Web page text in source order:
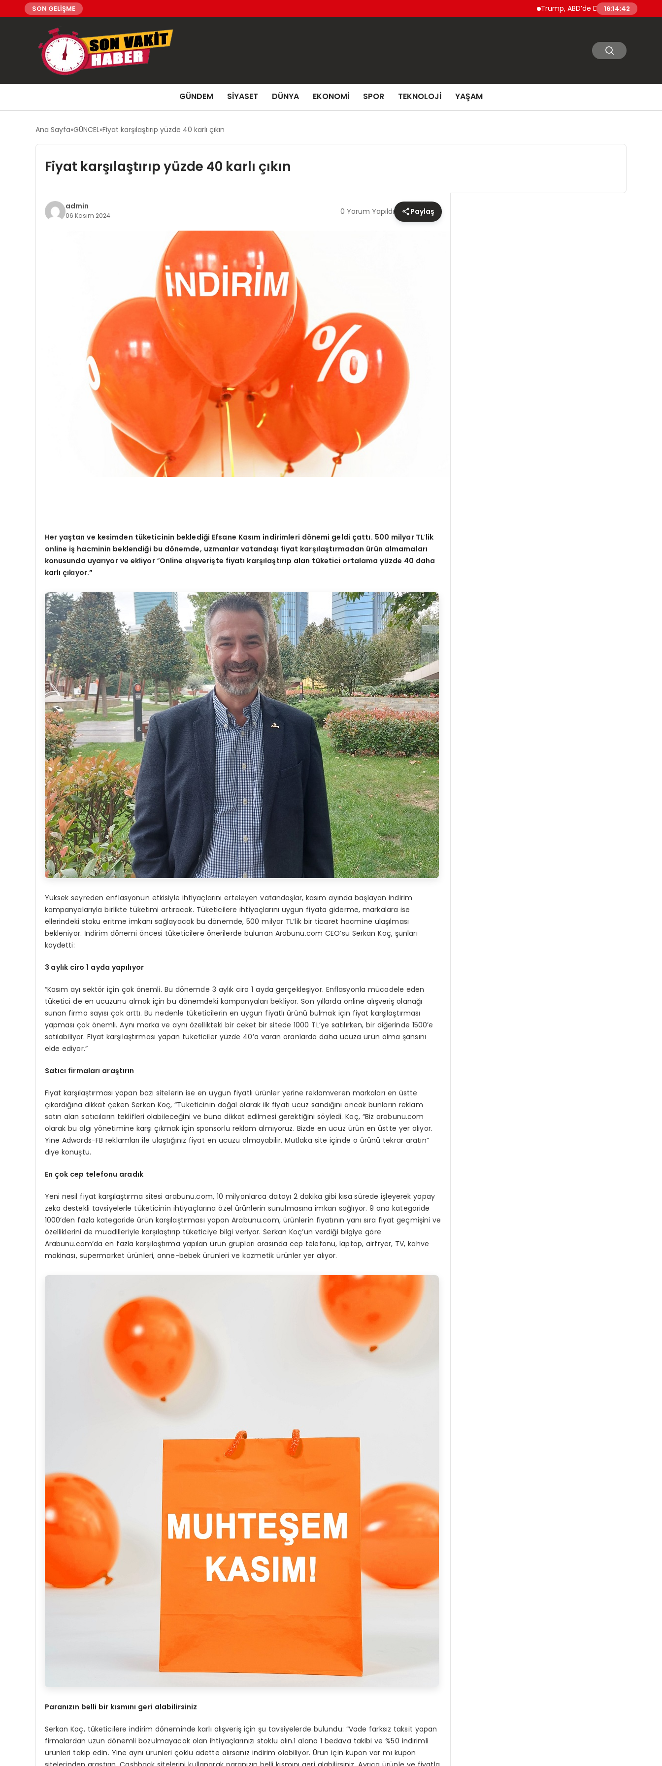
SON GELİŞME Trump, ABD’de Doğumla Vatandaşlık ve
16:14:44
GÜNDEM SIYASET DÜNYA EKONOMI SPOR TEKNOLOJI YAŞAM
Ana Sayfa GÜNCEL Fiyat karşılaştırıp yüzde 40 karlı çıkın
Fiyat karşılaştırıp yüzde 40 karlı çıkın
admin
06 Kasım 2024 0 Yorum Yapıldı Paylaş
Her yaştan ve kesimden tüketicinin beklediği Efsane Kasım indirimleri dönemi geldi çattı. 500 milyar TL’lik
online iş hacminin beklendiği bu dönemde, uzmanlar vatandaşı fiyat karşılaştırmadan ürün almamaları
konusunda uyarıyor ve ekliyor “Online alışverişte fiyatı karşılaştırıp alan tüketici ortalama yüzde 40 daha
karlı çıkıyor.”
Yüksek seyreden enflasyonun etkisiyle ihtiyaçlarını erteleyen vatandaşlar, kasım ayında başlayan indirim
kampanyalarıyla birlikte tüketimi artıracak. Tüketicilere ihtiyaçlarını uygun fiyata giderme, markalara ise
ellerindeki stoku eritme imkanı sağlayacak bu dönemde, 500 milyar TL’lik bir ticaret hacmine ulaşılması
bekleniyor. İndirim dönemi öncesi tüketicilere önerilerde bulunan Arabunu.com CEO’su Serkan Koç, şunları
kaydetti:
3 aylık ciro 1 ayda yapılıyor
“Kasım ayı sektör için çok önemli. Bu dönemde 3 aylık ciro 1 ayda gerçekleşiyor. Enflasyonla mücadele eden
tüketici de en ucuzunu almak için bu dönemdeki kampanyaları bekliyor. Son yıllarda online alışveriş olanağı
sunan firma sayısı çok arttı. Bu nedenle tüketicilerin en uygun fiyatlı ürünü bulmak için fiyat karşılaştırması
yapması çok önemli. Aynı marka ve aynı özellikteki bir ceket bir sitede 1000 TL’ye satılırken, bir diğerinde 1500’e
satılabiliyor. Fiyat karşılaştırması yapan tüketiciler yüzde 40’a varan oranlarda daha ucuza ürün alma şansını
elde ediyor.”
Satıcı firmaları araştırın
Fiyat karşılaştırması yapan bazı sitelerin ise en uygun fiyatlı ürünler yerine reklamveren markaları en üstte
çıkardığına dikkat çeken Serkan Koç, “Tüketicinin doğal olarak ilk fiyatı ucuz sandığını ancak bunların reklam
satın alan satıcıların teklifleri olabileceğini ve buna dikkat edilmesi gerektiğini söyledi. Koç, “Biz arabunu.com
olarak bu algı yönetimine karşı çıkmak için sponsorlu reklam almıyoruz. Bizde en ucuz ürün en üstte yer alıyor.
Yine Adwords-FB reklamları ile ulaştığınız fiyat en ucuzu olmayabilir. Mutlaka site içinde o ürünü tekrar aratın”
diye konuştu.
En çok cep telefonu aradık
Yeni nesil fiyat karşılaştırma sitesi arabunu.com, 10 milyonlarca datayı 2 dakika gibi kısa sürede işleyerek yapay
zeka destekli tavsiyelerle tüketicinin ihtiyaçlarına özel ürünlerin sunulmasına imkan sağlıyor. 9 ana kategoride
1000’den fazla kategoride ürün karşılaştırması yapan Arabunu.com, ürünlerin fiyatının yanı sıra fiyat geçmişini ve
özelliklerini de muadilleriyle karşılaştırıp tüketiciye bilgi veriyor. Serkan Koç’un verdiği bilgiye göre
Arabunu.com’da en fazla karşılaştırma yapılan ürün grupları arasında cep telefonu, laptop, airfryer, TV, kahve
makinası, süpermarket ürünleri, anne-bebek ürünleri ve kozmetik ürünler yer alıyor.
Paranızın belli bir kısmını geri alabilirsiniz
Serkan Koç, tüketicilere indirim döneminde karlı alışveriş için şu tavsiyelerde bulundu: “Vade farksız taksit yapan
firmalardan uzun dönemli bozulmayacak olan ihtiyaçlarınızı stoklu alın.1 alana 1 bedava takibi ve %50 indirimli
ürünleri takip edin. Yine aynı ürünleri çoklu adette alırsanız indirim olabiliyor. Ürün için kupon var mı kupon